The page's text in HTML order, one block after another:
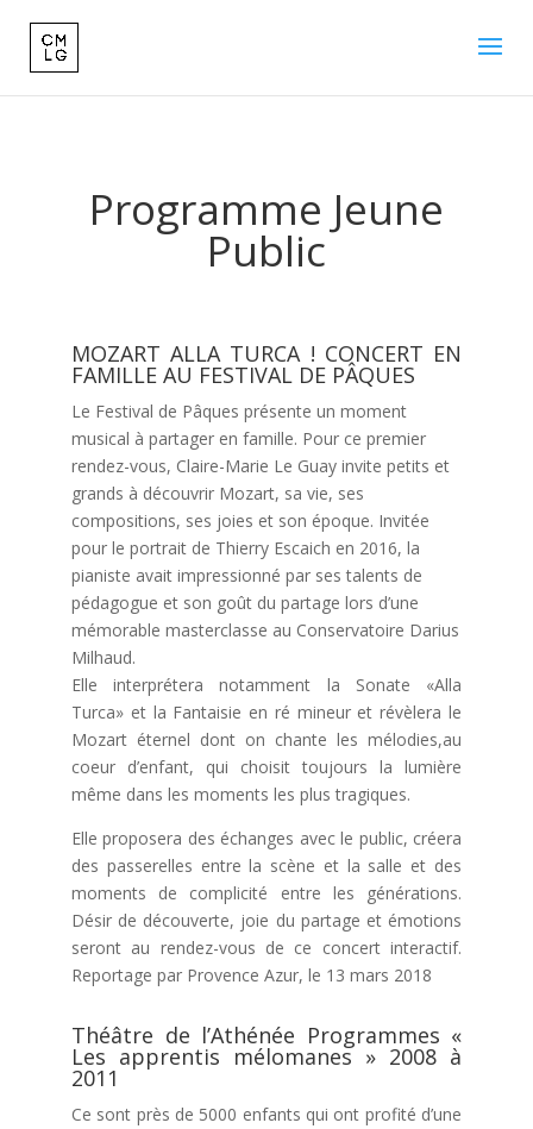
Programme Jeune
Public
MOZART ALLA TURCA ! CONCERT EN
FAMILLE AU FESTIVAL DE PÂQUES
Le Festival de Pâques présente un moment
musical à partager en famille. Pour ce premier
rendez-vous, Claire-Marie Le Guay invite petits et
grands à découvrir Mozart, sa vie, ses
compositions, ses joies et son époque. Invitée
pour le portrait de Thierry Escaich en 2016, la
pianiste avait impressionné par ses talents de
pédagogue et son goût du partage lors d’une
mémorable masterclasse au Conservatoire Darius
Milhaud.
Elle interprétera notamment la Sonate «Alla
Turca» et la Fantaisie en ré mineur et révèlera le
Mozart éternel dont on chante les mélodies,au
coeur d’enfant, qui choisit toujours la lumière
même dans les moments les plus tragiques.
Elle proposera des échanges avec le public, créera
des passerelles entre la scène et la salle et des
moments de complicité entre les générations.
Désir de découverte, joie du partage et émotions
seront au rendez-vous de ce concert interactif.
Reportage par Provence Azur, le 13 mars 2018
Théâtre de l’Athénée Programmes «
Les apprentis mélomanes » 2008 à
2011
Ce sont près de 5000 enfants qui ont profité d’une